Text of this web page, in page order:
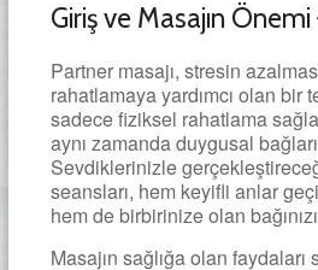
Giriş ve Masajın
Partner masajı, stresin
rahatlamaya yardımcı olan bir
sadece fiziksel rahatlama
aynı zamanda duygusal
Sevdiklerinizle
seansları, hem keyifli anlar
hem de birbirinize olan
Masajın sağlığa olan